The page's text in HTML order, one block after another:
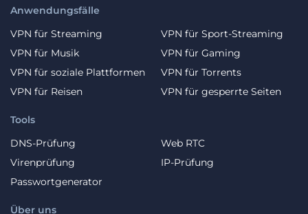
Anwendungsfälle
VPN für Streaming
VPN für Sport-Streaming
VPN für Musik
VPN für Gaming
VPN für soziale Plattformen
VPN für Torrents
VPN für Reisen
VPN für gesperrte Seiten
Über uns
Tools
DNS-Prüfung
Web RTC
Virenprüfung
IP-Prüfung
Passwortgenerator